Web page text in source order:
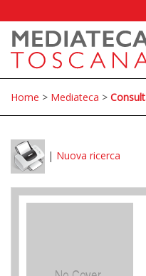
Home > Mediateca >
| Nuova ricerca